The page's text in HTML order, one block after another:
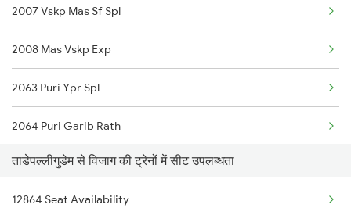
12842 Coromandel Exp
12806 Janmabhoomi Sf
22808 Src Ac Sf Exp
18046 East Coast Exp
12704 Falaknuma Sf Ex
2703 Hwh Sc Spl
2704 Sc Hwh Spl
2708 Vskp Ac Dd Spl
2717 Vskp Bza Spl
2718 Bza Vskp Spl
2007 Vskp Mas Sf Spl
2008 Mas Vskp Exp
2063 Puri Ypr Spl
2064 Puri Garib Rath
2071 Bbs Tpty Spl
2072 Tpty Bbs Spl
ताडेपल्लीगुडेम से विजाग की ट्रेनों में सीट उपलब्धता
12864 Seat Availability